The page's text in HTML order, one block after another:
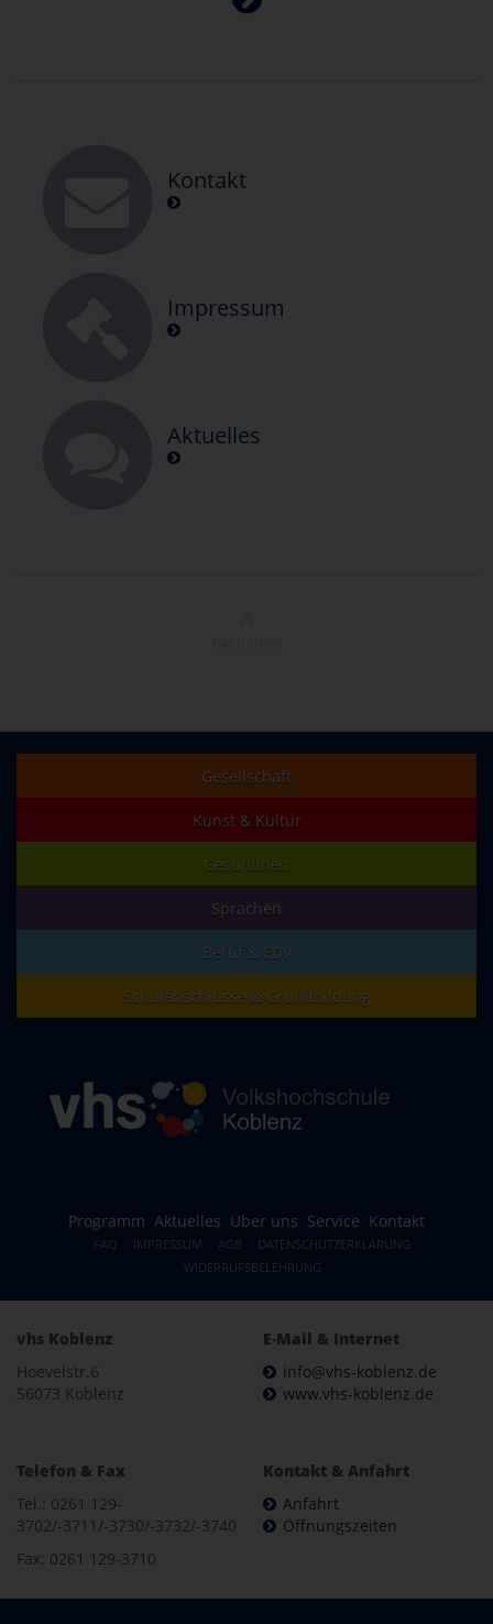
Kontakt
Impressum
Aktuelles
Gesellschaft
Kunst & Kultur
Gesundheit
Sprachen
Beruf & EDV
Schulabschlüsse & Grundbildung
Programm Aktuelles Über uns Service Kontakt
FAQ IMPRESSUM AGB
DATENSCHUTZERKLÄRUNG
WIDERRUFSBELEHRUNG
vhs Koblenz
Hoevelstr.6
56073 Koblenz
E-Mail & Internet
info@vhs-koblenz.de
www.vhs-koblenz.de
Telefon & Fax
Tel.: 0261 129-
3702/-3711/-3730/-3732/-3740
Fax: 0261 129-3710
Kontakt & Anfahrt
Anfahrt
Öffnungszeiten